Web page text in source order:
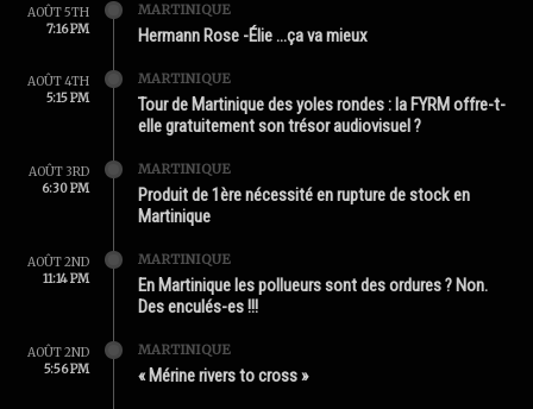
AOÛT 5TH
7:16 PM
MARTINIQUE
Hermann Rose -Élie …ça va mieux
AOÛT 4TH
5:15 PM
MARTINIQUE
Tour de Martinique des yoles rondes : la FYRM offre-t-
elle gratuitement son trésor audiovisuel ?
AOÛT 3RD
6:30 PM
MARTINIQUE
Produit de 1ère nécessité en rupture de stock en
Martinique
AOÛT 2ND
11:14 PM
MARTINIQUE
En Martinique les pollueurs sont des ordures ? Non.
Des enculés-es !!!
AOÛT 2ND
5:56 PM
MARTINIQUE
« Mérine rivers to cross »